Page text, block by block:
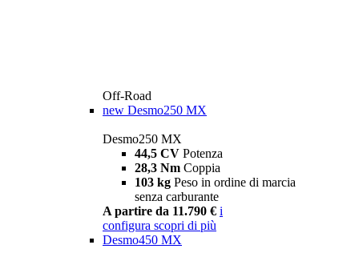
Off-Road
new Desmo250 MX
Desmo250 MX
44,5 CV Potenza
28,3 Nm Coppia
103 kg Peso in ordine di marcia
senza carburante
A partire da 11.790 € i
configura scopri di più
Desmo450 MX